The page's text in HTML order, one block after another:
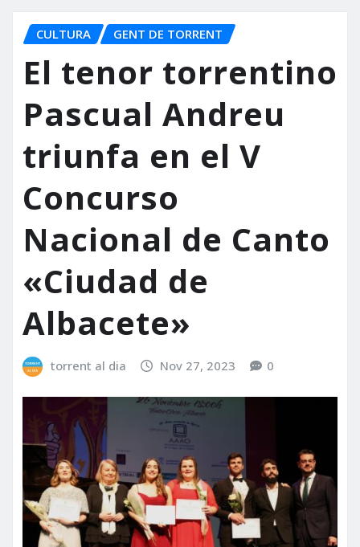
CULTURA GENT DE TORRENT
El tenor torrentino
Pascual Andreu
triunfa en el V
Concurso
Nacional de Canto
«Ciudad de
Albacete»
torrent al dia Nov 27, 2023 0